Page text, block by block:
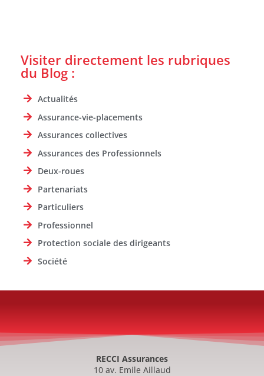
Visiter directement les rubriques
du Blog :
Actualités
Assurance-vie-placements
Assurances collectives
Assurances des Professionnels
Deux-roues
Partenariats
Particuliers
Professionnel
Protection sociale des dirigeants
Société
RECCI Assurances
10 av. Emile Aillaud